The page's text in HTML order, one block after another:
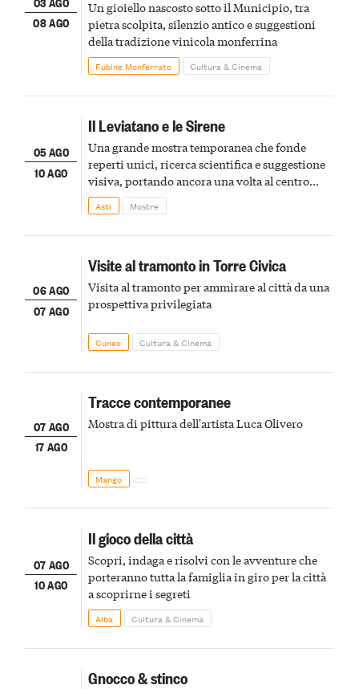
08 AGO
Un gioiello nascosto sotto il Municipio, tra
pietra scolpita, silenzio antico e suggestioni
della tradizione vinicola monferrina
Fubine Monferrato Cultura & Cinema
05 AGO
10 AGO
Il Leviatano e le Sirene
Una grande mostra temporanea che fonde
reperti unici, ricerca scientifica e suggestione
visiva, portando ancora una volta al centro
della scena le meraviglie del passato astigiano
Asti Mostre
06 AGO
07 AGO
Visite al tramonto in Torre Civica
Visita al tramonto per ammirare al città da una
prospettiva privilegiata
Cuneo Cultura & Cinema
07 AGO
17 AGO
Tracce contemporanee
Mostra di pittura dell'artista Luca Olivero
Mango
07 AGO
10 AGO
Il gioco della città
Scopri, indaga e risolvi con le avventure che
porteranno tutta la famiglia in giro per la città
a scoprirne i segreti
Alba Cultura & Cinema
Gnocco & stinco